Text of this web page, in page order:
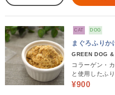
CAT DOG
まぐろふり
GREEN DOG
コラーゲン・
と使用したふ
¥900